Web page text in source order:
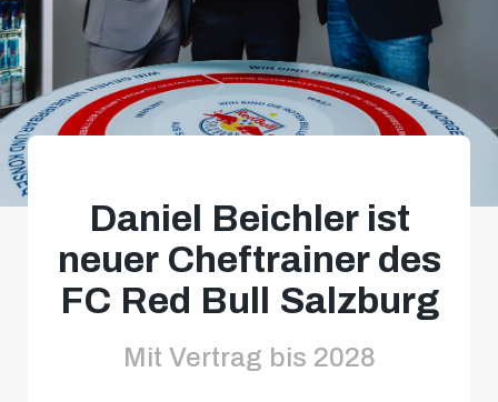
Daniel Beichler ist
neuer Cheftrainer des
FC Red Bull Salzburg
Mit Vertrag bis 2028